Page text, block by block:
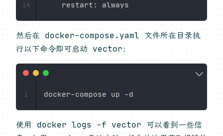
14
然后在 docker-compose.yaml 文件所在目录执
行以下命令即可启动 vector：
1
使用 docker logs -f vector 可以看到一些信